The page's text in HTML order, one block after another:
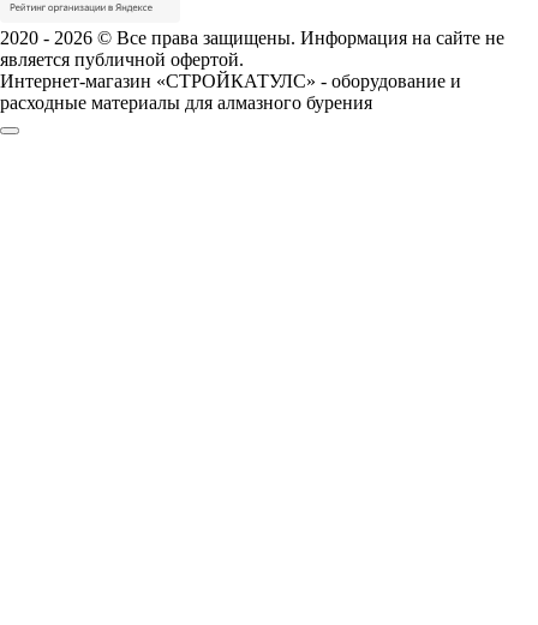
2020 - 2026 © Все права защищены. Информация на сайте не
является публичной офертой.
Интернет-магазин «СТРОЙКАТУЛС» - оборудование и
расходные материалы для алмазного бурения